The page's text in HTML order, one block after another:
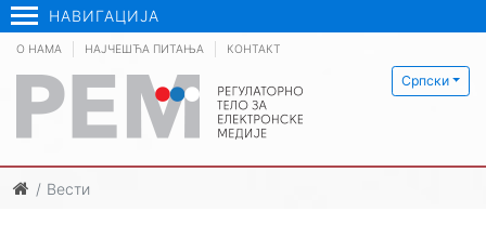
НАВИГАЦИЈА
Српски
О НАМА НАЈЧЕШЋА ПИТАЊА КОНТАКТ
Вести